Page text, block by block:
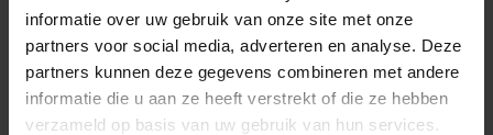
informatie over uw gebruik van onze site met onze
partners voor social media, adverteren en analyse. Deze
partners kunnen deze gegevens combineren met andere
informatie die u aan ze heeft verstrekt of die ze hebben
verzameld op basis van uw gebruik van hun services.
Hoogte
3000 mm
Diepte
400 mm
Aantal Niveaus
4 niveaus